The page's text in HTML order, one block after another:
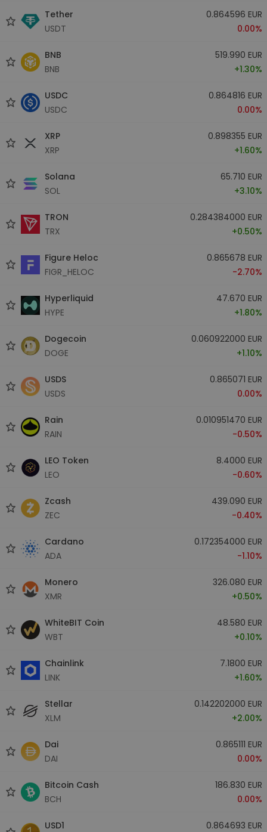
Tether
USDT
0.864596 EUR
0.00%
BNB
BNB
519.990 EUR
+1.30%
USDC
USDC
0.864816 EUR
0.00%
XRP
XRP
0.898355 EUR
+1.60%
Solana
SOL
65.710 EUR
+3.10%
TRON
TRX
0.284384000 EUR
+0.50%
Figure Heloc
FIGR_HELOC
0.865678 EUR
-2.70%
Hyperliquid
HYPE
47.670 EUR
+1.80%
Dogecoin
DOGE
0.060922000 EUR
+1.10%
USDS
USDS
0.865071 EUR
0.00%
Rain
RAIN
0.010951470 EUR
-0.50%
LEO Token
LEO
8.4000 EUR
-0.60%
Zcash
ZEC
439.090 EUR
-0.40%
Cardano
ADA
0.172354000 EUR
-1.10%
Monero
XMR
326.080 EUR
+0.50%
WhiteBIT Coin
WBT
48.580 EUR
+0.10%
Chainlink
LINK
7.1800 EUR
+1.60%
Stellar
XLM
0.142202000 EUR
+2.00%
Dai
DAI
0.865111 EUR
0.00%
Bitcoin Cash
BCH
186.830 EUR
0.00%
USD1
0.864693 EUR